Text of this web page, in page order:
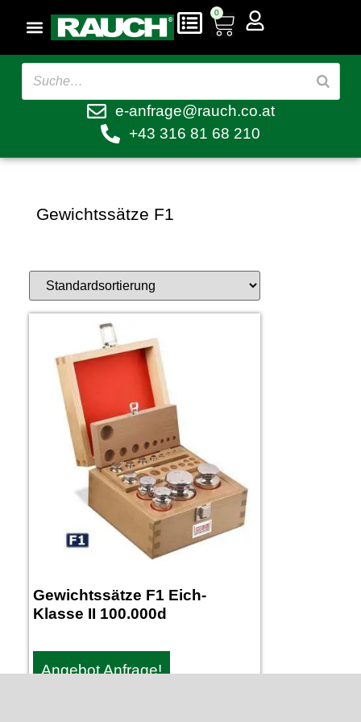
0
e-anfrage@rauch.co.at
+43 316 81 68 210
Gewichtssätze F1
Gewichtssätze F1 Eich-
Klasse II 100.000d
Angebot Anfrage!